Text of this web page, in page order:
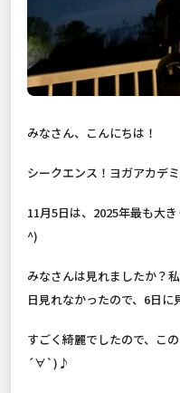
みなさん、こんにちは！
シークエンス！ヨガアカデ
11月5日は、2025年最も大
^)
みなさんは見れましたか？
日見れなかったので、6日
すごく綺麗でしたので、こ
´∀`)♪